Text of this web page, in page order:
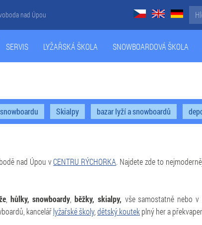
nad Úpou
SERVIS LYŽAŘSKÁ ŠKOLA SNOWBOARDOVÁ ŠKOLA
Skialpy bazar lyží a snowboardů
nad Úpou vCENTRU RÝCHORKA. Najdete zde to
,hůlky, snowboardy, běžky, skialpy, vše samostatně nebo
kancelářlyžařské školy,dětský koutekplný her a